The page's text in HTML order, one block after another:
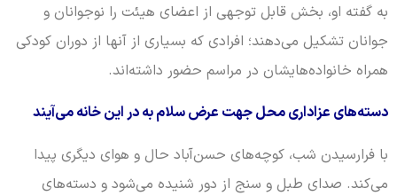
به گفته او، بخش قابل توجهی از اعضای هیئت را نوجوانان و
جوانان تشکیل می‌دهند؛ افرادی که بسیاری از آنها از دوران کودکی
همراه خانواده‌هایشان در مراسم حضور داشته‌اند.
دسته‌های عزاداری محل جهت عرض سلام به در این خانه می‌آیند
با فرارسیدن شب، کوچه‌های حسن‌آباد حال و هوای دیگری پیدا
می‌کند. صدای طبل و سنج از دور شنیده می‌شود و دسته‌های